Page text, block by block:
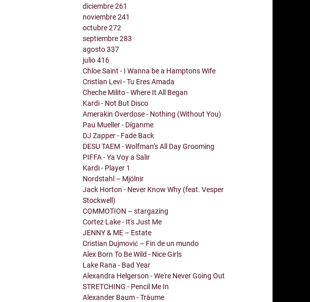
diciembre261
noviembre241
octubre272
septiembre283
agosto337
julio416
Chloe Saint - I Wanna be a Hamptons Wife
Cristian Levi - Tu Eres Amada
Cheche Milito - Where It All Began
Kardi - Not But Disco
Amerakin Overdose - Nothing (Without You)
Pau Mueller - Díganme
DJ Zapper - Fade Back
DESU TAEM - Wolfman’s All Day Grooming
PIFFA - Ya Voy a Salir
Kardi - Player 1
Nordstahl – Mjölnir
Jack Horton - Never Know Why (feat. Vesper
Stockwell)
COMMOTION – stargazing
Cortez Lake - It's Just Me
JENNY & ME – Estate
Cristian Dujmović – Fin de un mundo
Alex Born To Be Wild - Nice Girls
Lake Rana - Bad Year
Alexandra Helgerson - We're Never Going Out
STRETCHING - Pencil Me In
Alexander Baum - Träume